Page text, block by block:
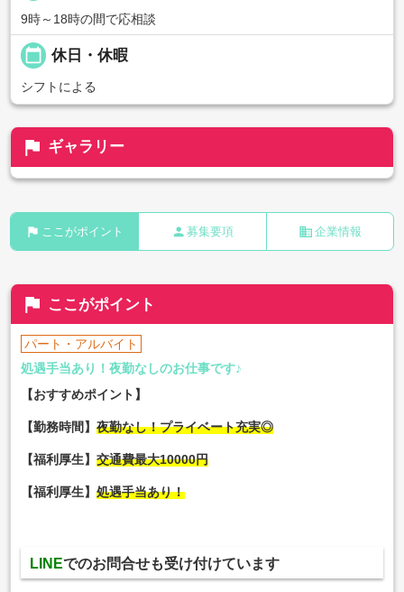
9時～18時の間で応相談
calendar_today 休日・休暇
シフトによる
flag ギャラリー
flag ここがポイント person 募集要項 business 企業情報
flag ここがポイント
パート・アルバイト
処遇手当あり！夜勤なしのお仕事です♪
【おすすめポイント】
【勤務時間】夜勤なし！プライベート充実◎
【福利厚生】交通費最大10000円
【福利厚生】処遇手当あり！
LINEでのお問合せも受け付けています